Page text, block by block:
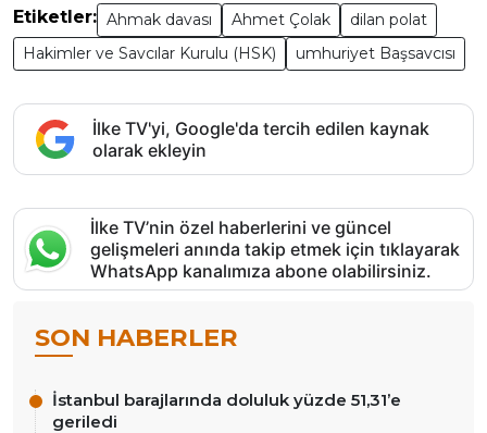
Etiketler: Ahmak davası Ahmet Çolak
dilan polat
Hakimler ve Savcılar Kurulu (HSK)
umhuriyet Başsavcısı
İlke TV'yi, Google'da tercih edilen kaynak
olarak ekleyin
İlke TV’nin özel haberlerini ve güncel
gelişmeleri anında takip etmek için tıklayarak
WhatsApp kanalımıza abone olabilirsiniz.
SON HABERLER
İstanbul barajlarında doluluk yüzde 51,31’e
geriledi